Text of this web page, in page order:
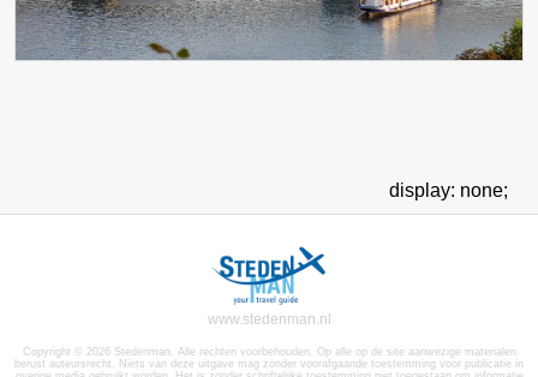
display: none;
www.stedenman.nl
Copyright © 2026 Stedenman. Alle rechten voorbehouden. Op alle op de site aanwezige materialen
berust auteursrecht. Niets van deze uitgave mag zonder voorafgaande toestemming voor publicatie in